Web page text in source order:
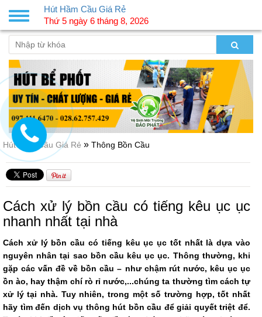
Hút Hầm Cầu Giá Rẻ » Thông Bồn Cầu
Cách xử lý bồn cầu có tiếng kêu ục ục
nhanh nhất tại nhà
Cách xử lý bồn cầu có tiếng kêu ục ục tốt nhất là dựa vào
nguyên nhân tại sao bồn cầu kêu ục ục. Thông thường, khi
gặp các vấn đề về bồn cầu – như chậm rút nước, kêu ục ục
ồn ào, hay thậm chí rò rỉ nước,...chúng ta thường tìm cách tự
xử lý tại nhà. Tuy nhiên, trong một số trường hợp, tốt nhất
hãy tìm đến dịch vụ thông hút bồn cầu để giải quyết triệt để.
Toggle
navigation
Hút Hầm Cầu Giá Rẻ
Thứ 5 ngày 6 tháng 8, 2026